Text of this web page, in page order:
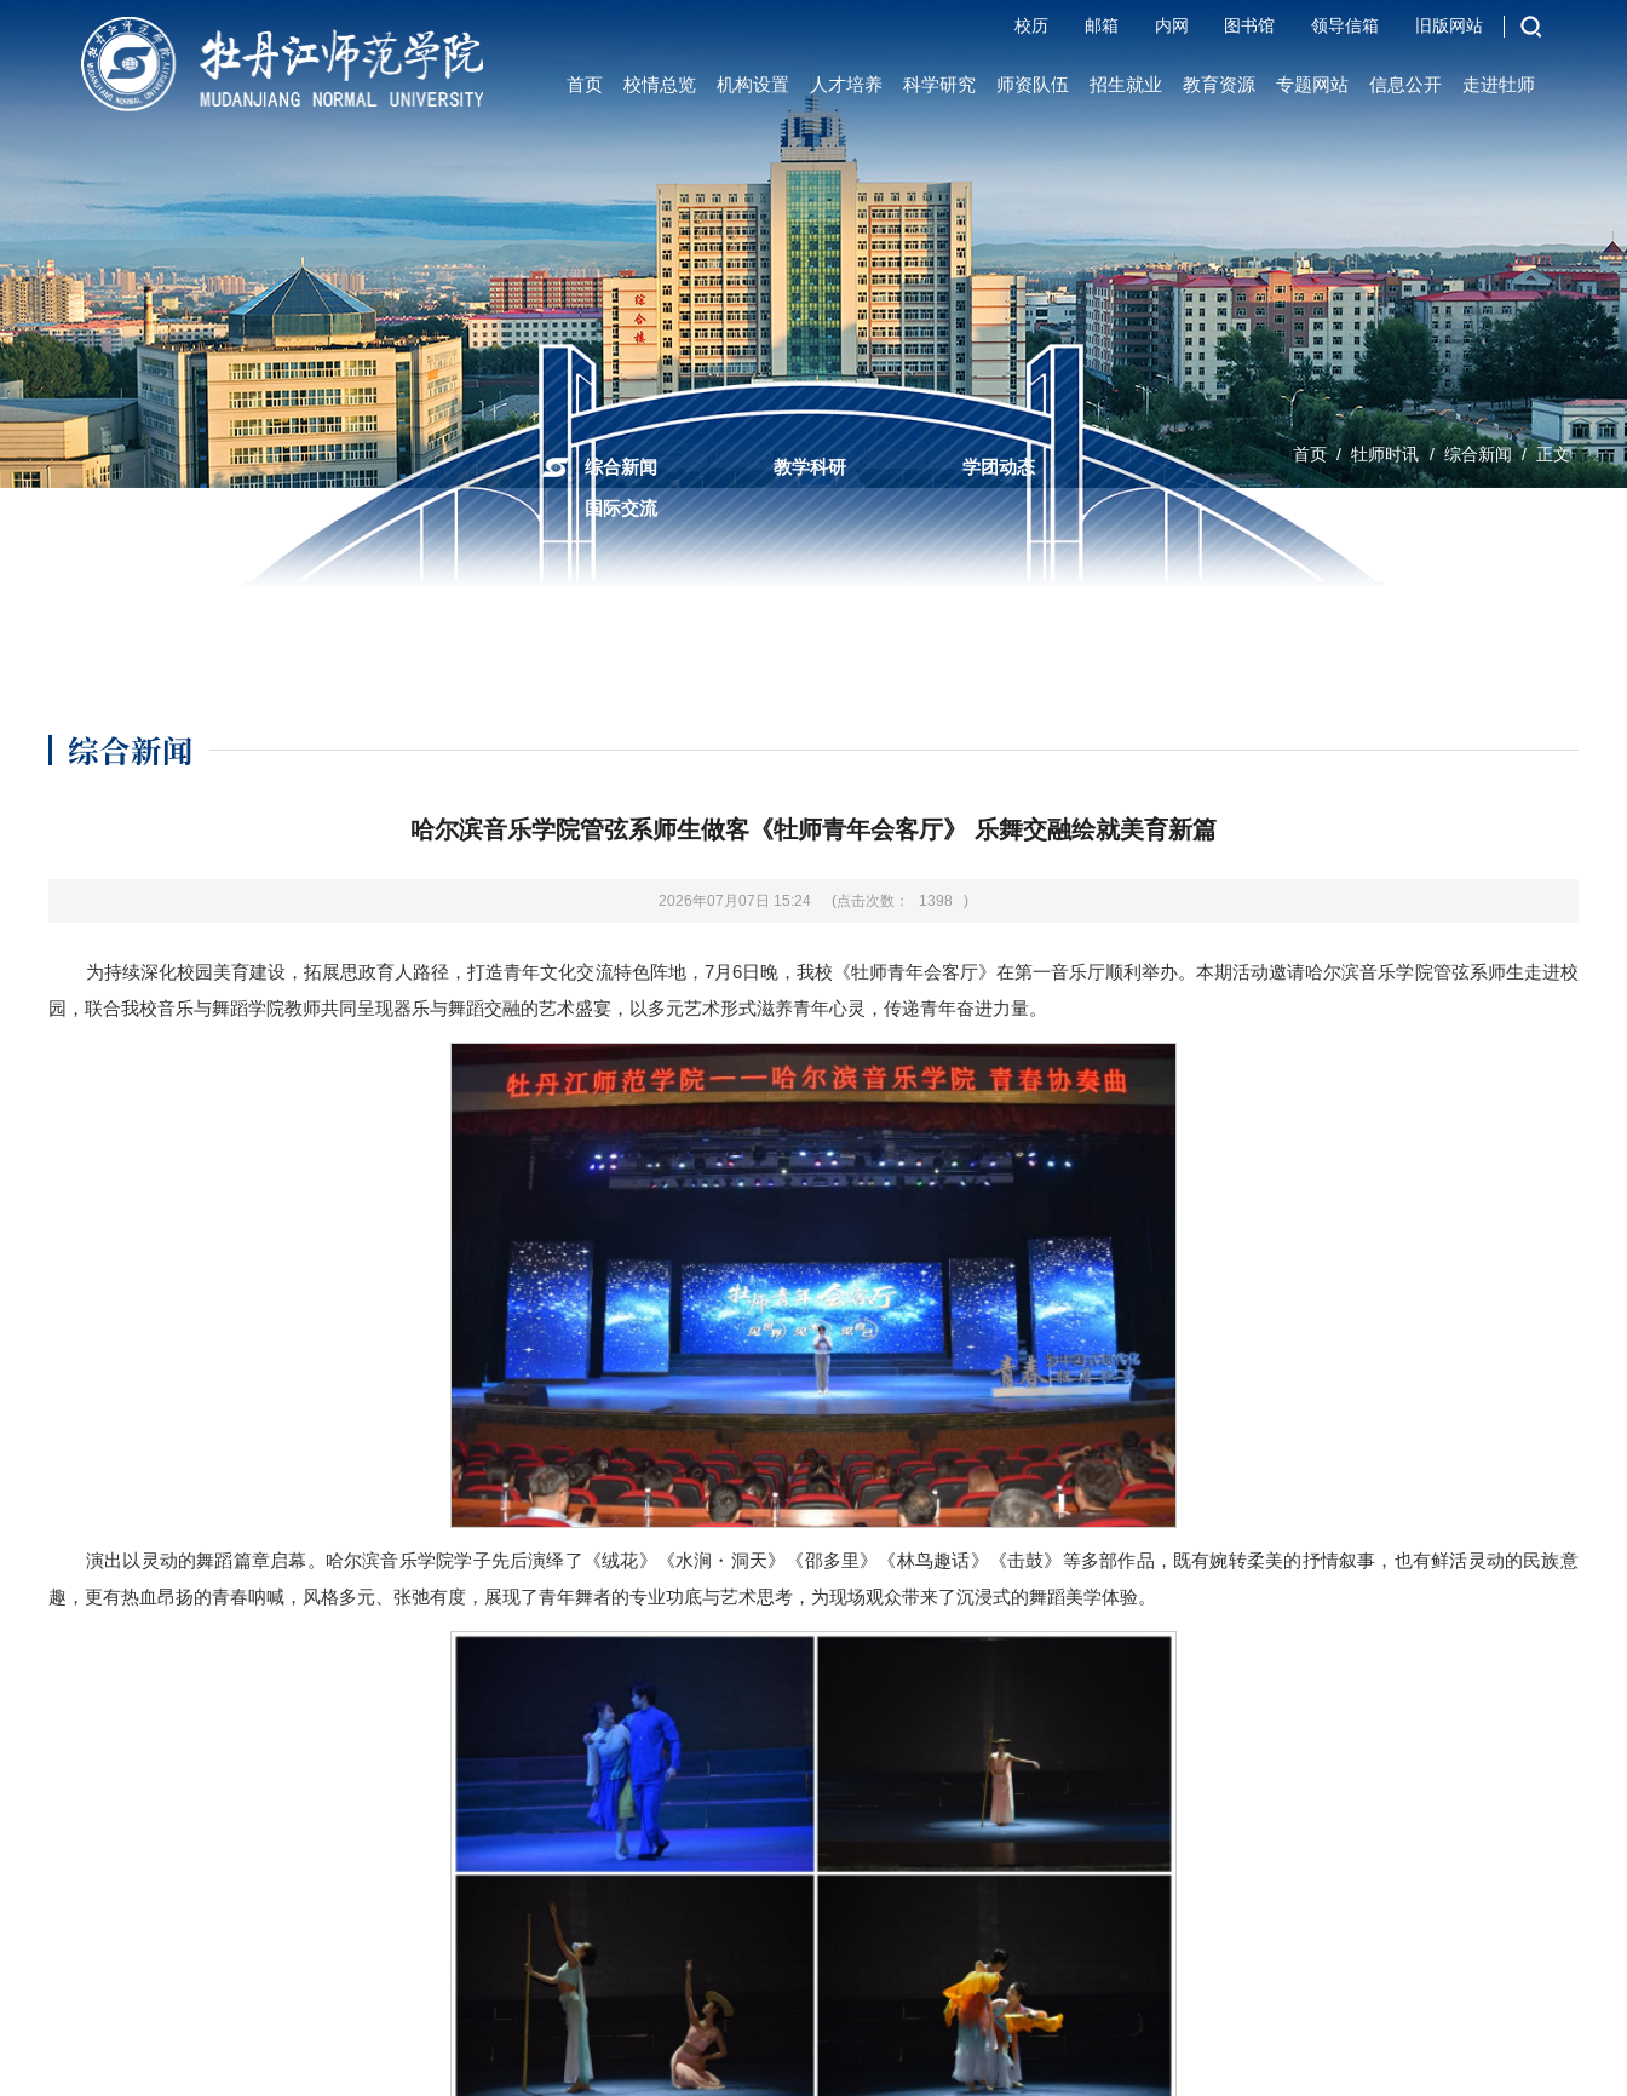
校历 邮箱 内网 图书馆 领导信箱 旧版网站
首页 校情总览 机构设置 人才培养 科学研究 师资队伍 招生就业 教育资源 专题网站 信息公开 走进牡师
首页 / 牡师时讯 / 综合新闻 / 正文
综合新闻 教学科研
学团动态
国际交流
综合新闻
哈尔滨音乐学院管弦系师生做客《牡师青年会客厅》 乐舞交融绘就美育新篇
2026年07月07日 15:24 (点击次数： 1398 )
为持续深化校园美育建设，拓展思政育人路径，打造青年文化交流特色阵地，7月6日晚，我校《牡师青年会客厅》在第一音乐厅顺利举办。本期活动邀请哈尔滨音乐学院管弦系师生走进校
园，联合我校音乐与舞蹈学院教师共同呈现器乐与舞蹈交融的艺术盛宴，以多元艺术形式滋养青年心灵，传递青年奋进力量。
演出以灵动的舞蹈篇章启幕。哈尔滨音乐学院学子先后演绎了《绒花》《水涧・洞天》《邵多里》《林鸟趣话》《击鼓》等多部作品，既有婉转柔美的抒情叙事，也有鲜活灵动的民族意
趣，更有热血昂扬的青春呐喊，风格多元、张弛有度，展现了青年舞者的专业功底与艺术思考，为现场观众带来了沉浸式的舞蹈美学体验。